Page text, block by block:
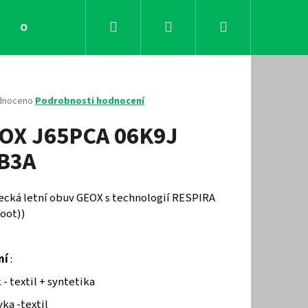
Obchodní podmínky KontaktyPřihlášení
Podrobnosti hodnocení
J65PCA 06K9J
letní obuv GEOX s technologií RESPIRA
:
- textil + syntetika
-textil